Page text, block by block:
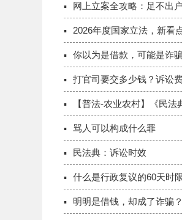
网上立案全攻略：足不出
2026年度国家立法，新看
你以为是借款，可能是诈
打官司要交多少钱？诉讼
【普法-农业农村】《民
骂人可以构成什么罪
民法典：诉讼时效
什么是行政复议的60天时
明明是借钱，却成了诈骗